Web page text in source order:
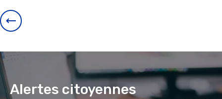
Alertes citoyennes